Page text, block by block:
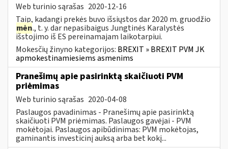
Web turinio sąrašas 2020-12-16
Taip, kadangi prekės buvo išsiųstos dar 2020 m. gruodžio
mėn., t. y. dar nepasibaigus Jungtinės Karalystės
išstojimo iš ES pereinamajam laikotarpiui.
Mokesčių žinyno kategorijos: BREXIT » BREXIT PVM JK
apmokestinamiesiems asmenims
Pranešimų apie pasirinktą skaičiuoti PVM
priėmimas
Web turinio sąrašas 2020-04-08
Paslaugos pavadinimas - Pranešimų apie pasirinktą
skaičiuoti PVM priėmimas. Paslaugos gavėjai - PVM
mokėtojai. Paslaugos apibūdinimas: PVM mokėtojas,
gaminantis investicinį auksą arba bet kokį...